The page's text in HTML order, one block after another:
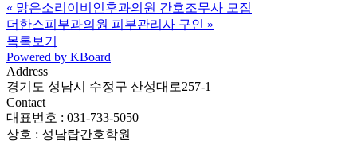
« 맑은소리이비인후과의원 간호조무사 모집
더한스피부과의원 피부관리사 구인 »
목록보기
Powered by KBoard
Address
경기도 성남시 수정구 산성대로257-1
Contact
대표번호 : 031-733-5050
상호 : 성남탑간호학원